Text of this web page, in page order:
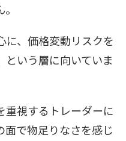
に、価格変動リスクを
いう層に向いていま
重視するトレーダーに
面で物足りなさを感じ